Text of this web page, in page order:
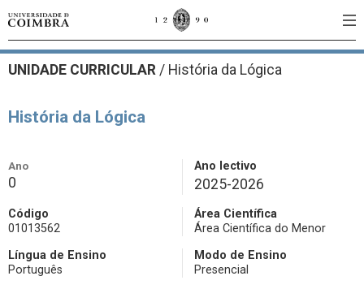
UNIDADE CURRICULAR / História da Lógica
História da Lógica
Ano
0
Ano lectivo
2025-2026
Código
01013562
Área Científica
Área Científica do Menor
Língua de Ensino
Português
Modo de Ensino
Presencial